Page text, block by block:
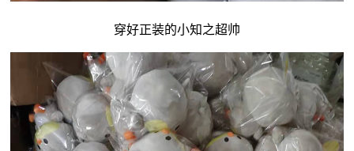
穿好正装的小知之超帅